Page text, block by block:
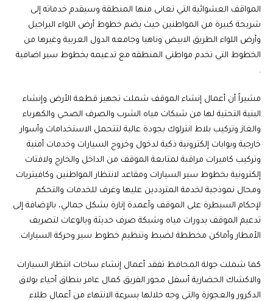
المواقف العشوائية التي تعانى منها المنطقة وسيقدم خدماته إلى
شريحة كبيرة من المواطنين حيث يضم خطوط أرض اللواء البراجيل
وأرض اللواء الطريق الابيض وناهيا وجامعه الدول العربية وغيرها من
الخطوط التي تخدم مواطني المنطقه مع تدعيمه بخطوط سير اضافية
.
مشيراً أن أعمال إنشاء الموقف شملت تجهيز قطعة الأرض وإنشاء
البنية التحتية لها من شبكات مياه الشرب والصرف الصحي والكهرباء
والغاز وتركيب بلاط انترلوك بجودة عالية لتتحمل الاستخدامات وأسوار
خارجية وبوابات إلكترونية ذكية لدخول وخروج السيارات وخدمات أمنية
وتركيب كاميرات مراقبة لمتابعة الموقف من الداخل والخارج ولافتات
إلكترونية بخطوط سير السيارات ومقاعد لانتظار المواطنين وكافيتريات
ومحال نموذجية لخدمة المترددين عليها وغرف للخدمات والتحكم
لإحكام السيطرة على الموقف وأعمدة إنارة بشكل جمالي، بالإضافة إلى
تدعيم الموقف بدورات مياه وشبكة صرف حديثة وبالوعات لتصريف
الأمطار وأماكن مخططة لضبط وتنظيم خطوط سير وحركة السيارات.
كما شملت جولة المحافظ تفقد أعمال إنشاء ساحات انتظار السيارات
والاكشاك الحضارية أسفل محور الفريق كمال عامر بنطاق أحياء بولاق
الدكرور والعجوزة والتى وجه خلالها بسرعة الانتهاء من أعمال طلاء